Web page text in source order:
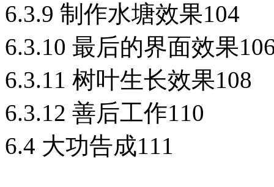
6.3.9 制作水塘效果104
6.3.10 最后的界面效果
6.3.11 树叶生长效果108
6.3.12 善后工作110
6.4 大功告成111